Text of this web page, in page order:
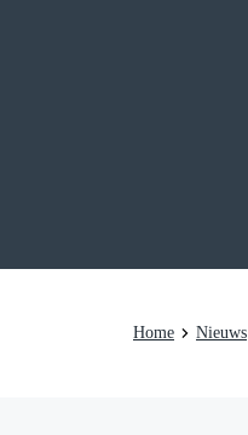
Home Nieuws